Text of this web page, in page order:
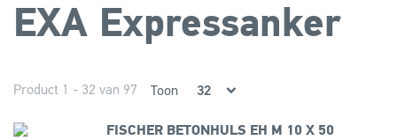
EXA Expressanker
Product 1 - 32 van 97 Toon
FISCHER BETONHULS EH M 10 X 50